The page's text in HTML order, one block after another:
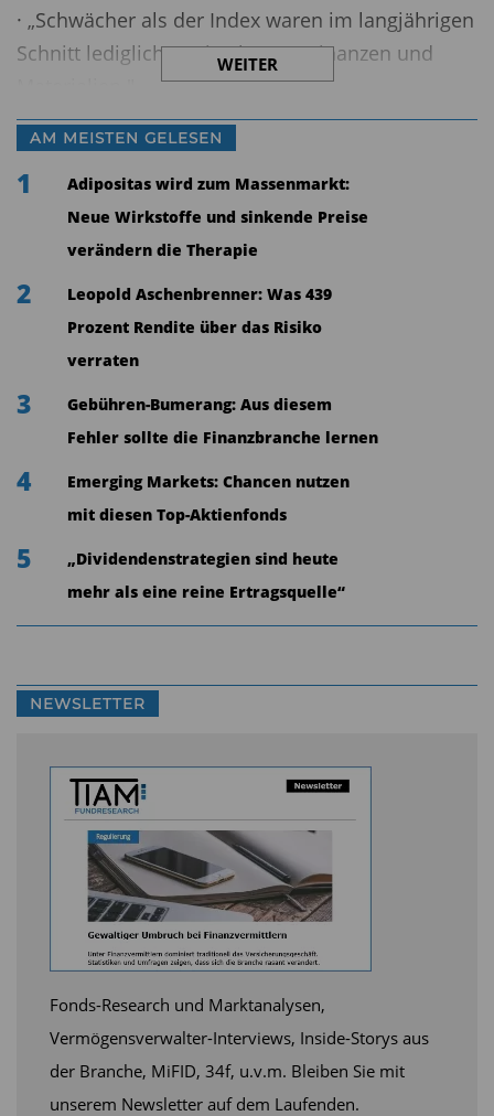
· „Schwächer als der Index waren im langjährigen
Schnitt lediglich zwei Sektoren: Finanzen und
· „Allerdings konnten sich Anleger auch hier im
Mittel über weitere Kurszuwächse freuen.“
Januar verzeichnete, legten die Aktien in der
Vergangenheit im Rest des Jahres
überdurchschnittlich stark zu.“
· „Die Techwerte kamen in den Monaten von
Februar bis Dezember in diesen Fällen auf ein
Plus von 16,9 % – und damit auf das beste
Ergebnis aller Sektoren.“
· „Doch auch bei einem negativen Jahresauftakt
konnte sich der Sektor mit einem
durchschnittlichen Zuwachs von 13,5 % weit
WEITER
AM MEISTEN GELESEN
1
Adipositas wird zum Massenmarkt:
Neue Wirkstoffe und sinkende Preise
verändern die Therapie
2
Leopold Aschenbrenner: Was 439
Prozent Rendite über das Risiko
verraten
3
Gebühren-Bumerang: Aus diesem
Fehler sollte die Finanzbranche lernen
4
Emerging Markets: Chancen nutzen
mit diesen Top-Aktienfonds
5
„Dividendenstrategien sind heute
mehr als eine reine Ertragsquelle“
NEWSLETTER
Fonds-Research und Marktanalysen,
Vermögensverwalter-Interviews, Inside-Storys aus
der Branche, MiFID, 34f, u.v.m. Bleiben Sie mit
unserem Newsletter auf dem Laufenden.